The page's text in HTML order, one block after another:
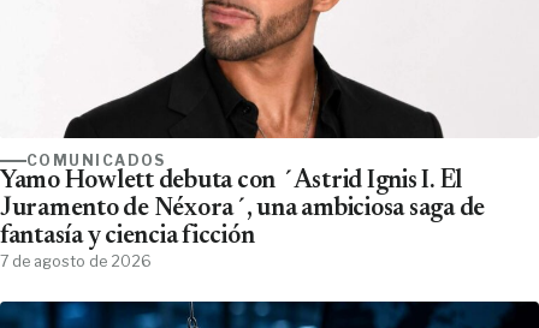
COMUNICADOS
Yamo Howlett debuta con ´Astrid Ignis I. El
Juramento de Néxora´, una ambiciosa saga de
fantasía y ciencia ficción
7 de agosto de 2026